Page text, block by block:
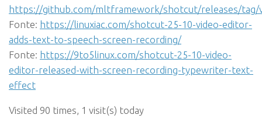
https://github.com/mltframework/shotcut/releases/tag/
Fonte: https://linuxiac.com/shotcut-25-10-video-editor-
adds-text-to-speech-screen-recording/
Fonte: https://9to5linux.com/shotcut-25-10-video-
editor-released-with-screen-recording-typewriter-text-
effect
Visited 90 times, 1 visit(s) today